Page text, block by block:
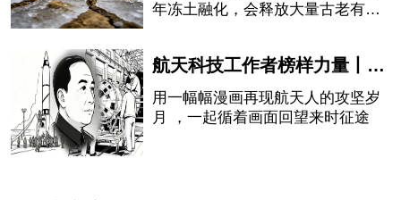
年冻土融化，会释放大量古老有机
此循环，就像一颗随时会被引爆的
炸弹。
航天科技工作者榜样力量丨钱学森——以身筑航天，赤心铸国魂
用一幅幅漫画再现航天人的攻坚岁
月 ，一起循着画面回望来时征途